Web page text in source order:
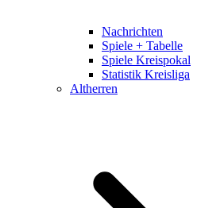
Nachrichten
Spiele + Tabelle
Spiele Kreispokal
Statistik Kreisliga
Altherren